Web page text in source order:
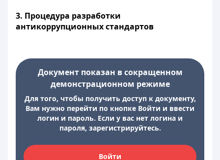
3. Процедура разработки
антикоррупционных стандартов
Документ показан в сокращенном
демонстрационном режиме
Для того, чтобы получить доступ к документу,
Вам нужно перейти по кнопке Войти и ввести
логин и пароль. Если у вас нет логина и
пароля, зарегистрируйтесь.
Войти